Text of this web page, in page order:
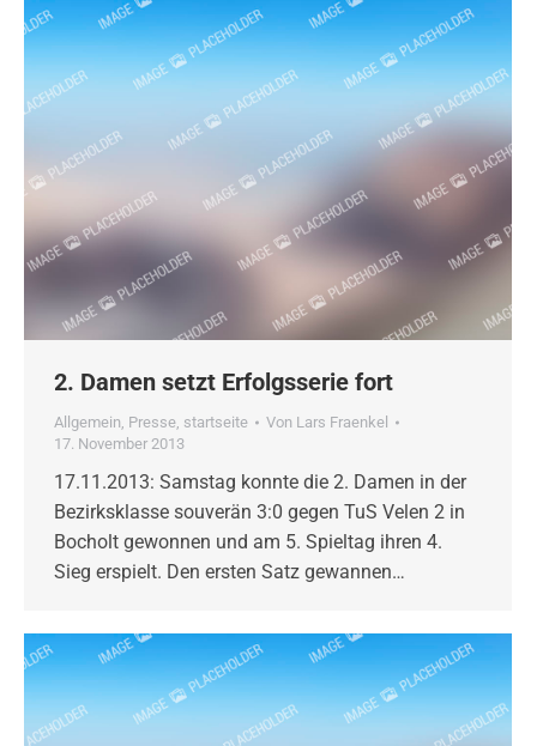
2. Damen setzt Erfolgsserie fort
Allgemein, Presse, startseite Von Lars Fraenkel
17. November 2013
17.11.2013: Samstag konnte die 2. Damen in der
Bezirksklasse souverän 3:0 gegen TuS Velen 2 in
Bocholt gewonnen und am 5. Spieltag ihren 4.
Sieg erspielt. Den ersten Satz gewannen…